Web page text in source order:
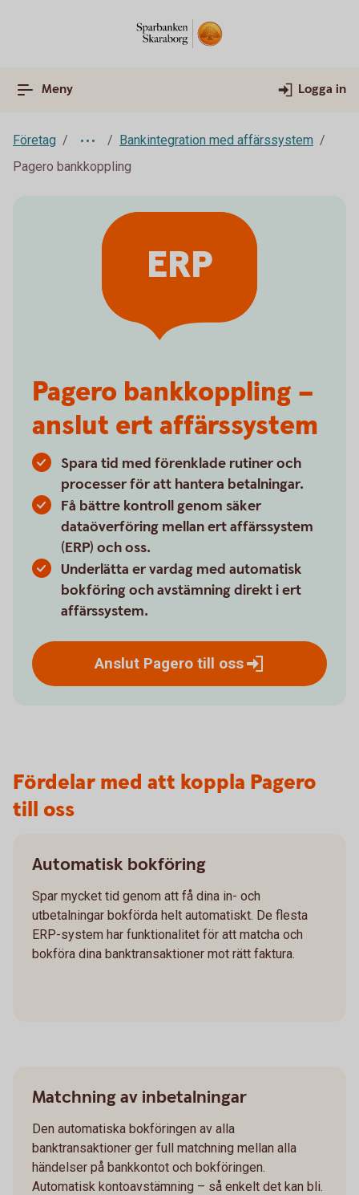
Meny Logga in
Företag
Bankintegration med affärssystem
Pagero bankkoppling
Pagero bankkoppling –
anslut ert affärssystem
Spara tid med förenklade rutiner och
processer för att hantera betalningar.
Få bättre kontroll genom säker
dataöverföring mellan ert affärssystem
(ERP) och oss.
Underlätta er vardag med automatisk
bokföring och avstämning direkt i ert
affärssystem.
Anslut Pagero till oss
ERP
Fördelar med att koppla Pagero
till oss
Automatisk bokföring
Spar mycket tid genom att få dina in- och
utbetalningar bokförda helt automatiskt. De flesta
ERP-system har funktionalitet för att matcha och
bokföra dina banktransaktioner mot rätt faktura.
Matchning av inbetalningar
Den automatiska bokföringen av alla
banktransaktioner ger full matchning mellan alla
händelser på bankkontot och bokföringen.
Automatisk kontoavstämning – så enkelt det kan bli.